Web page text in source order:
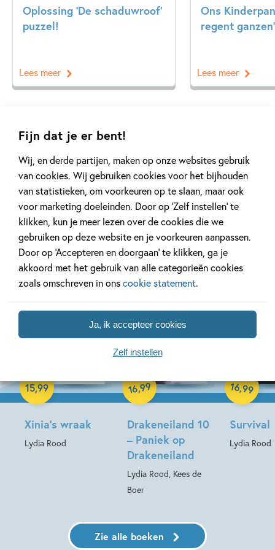
Fijn dat je er bent!
Wij, en derde partijen, maken op onze websites gebruik
van cookies. Wij gebruiken cookies voor het bijhouden
van statistieken, om voorkeuren op te slaan, maar ook
voor marketing doeleinden. Door op ‘Zelf instellen’ te
klikken, kun je meer lezen over de cookies die we
gebruiken op deze website en je voorkeuren aanpassen.
Door op ‘Accepteren en doorgaan’ te klikken, ga je
akkoord met het gebruik van alle categorieën cookies
zoals omschreven in onscookie statement.
Ja, ik accepteer cookies
Zelf instellen
Oplossing ‘De schaduwroof’
puzzel!
Lees meer
Ons
regent ganzen’
Lees meer
Meer van deze auteur
Xinia’s wraak
Lydia Rood
15,99
Drakeneiland 10
– Paniek op
Drakeneiland
Lydia Rood, Kees de
Boer
16,99
Hardcover
Survival
Lydia Rood
16,99
Zie alle boeken